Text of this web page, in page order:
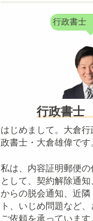
行政書士
行政書士
はじめまして。大倉
政書士・大倉雄偉です
私は、内容証明郵便
として、契約解除通
からの脱会通知、近
ト、いじめ問題など
ご依頼を承っています